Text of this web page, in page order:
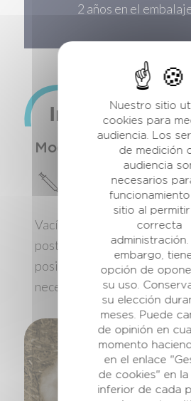
2 años en el
Instrucciones
Modo de
Aplicación oral
Vacíe una jeringa de 60 ml
posterior de la boca del
posible. Dé otra jeringa 6
necesario.
Nuestro sitio
cookies para
audiencia. Los
de medición
audiencia
necesarios
funcionamiento
sitio al
correcta
administración.
embargo,
opción de
su uso.
su elección
meses. Puede
de opinión en
momento
en el enlace
de cookies" en
inferior de cada